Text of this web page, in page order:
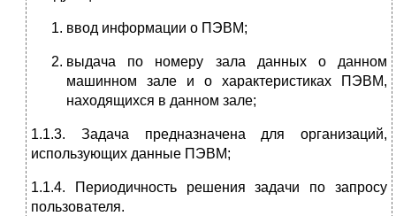
ввод информации о ПЭВМ;
выдача по номеру зала данных о данном
машинном зале и о характеристиках ПЭВМ,
находящихся в данном зале;
1.1.3. Задача предназначена для организаций,
использующих данные ПЭВМ;
1.1.4. Периодичность решения задачи по запросу
пользователя.